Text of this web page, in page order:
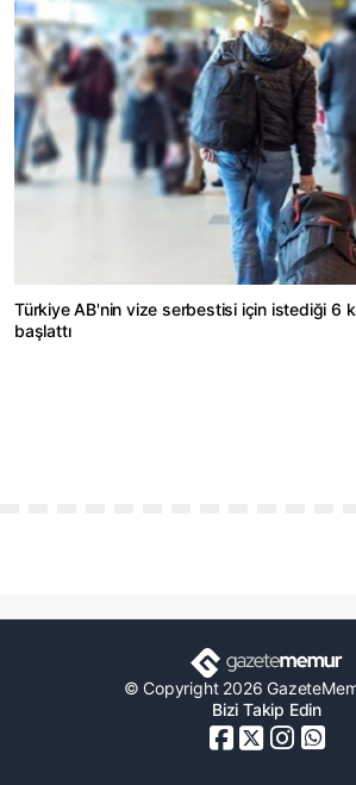
Türkiye AB'nin vize serbestisi için istediği 6
başlattı
© Copyright 2026
Bizi Takip Edin